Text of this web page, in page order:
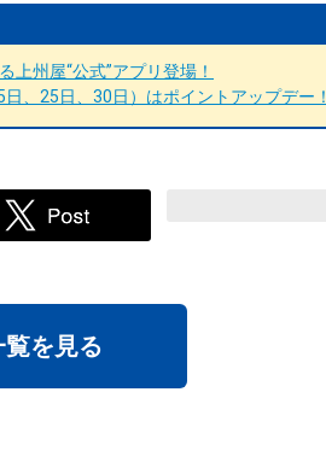
上州屋“公式”アプリ登場！
、25日、30日）はポイントアップデー！
を見る